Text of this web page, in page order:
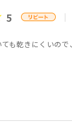
5
も乾きにくいの